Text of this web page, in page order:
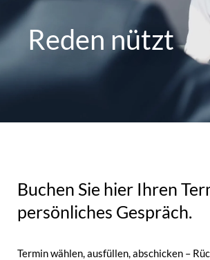
Reden nützt
Buchen Sie hier Ihren
persönliches Gespräch.
Termin wählen, ausfüllen, abschicken –